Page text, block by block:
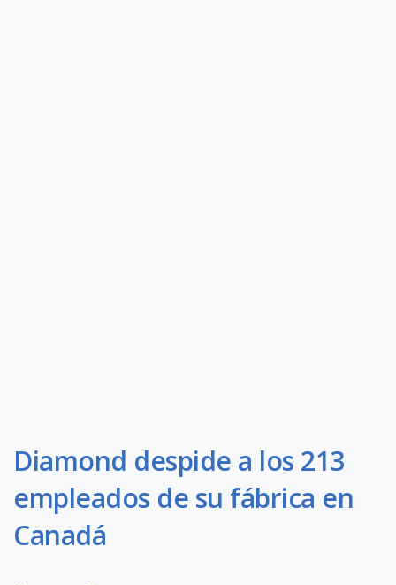
Diamond despide a los 213
empleados de su fábrica en
Canadá